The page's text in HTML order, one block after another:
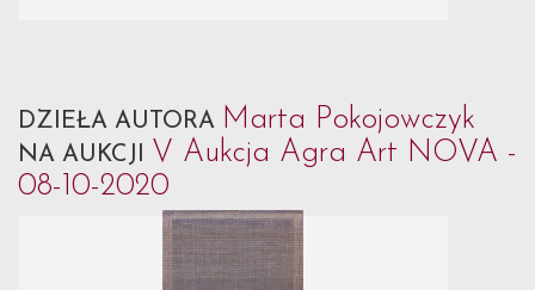
DZIEŁA AUTORA Marta Pokojowczyk
NA AUKCJI V Aukcja Agra Art NOVA -
08-10-2020